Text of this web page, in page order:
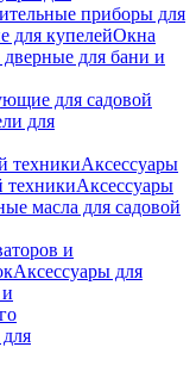
приборы для
для купелейОкна
для бани и
для садовой
для
техникиАксессуары
техникиАксессуары
масла для садовой
и
Аксессуары для